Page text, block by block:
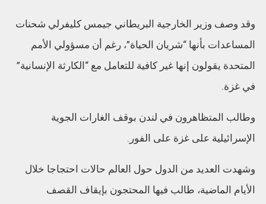
وقد وصف وزير الخارجية البريطاني جيمس كليفرلي شحنات
المساعدات بأنها “شريان الحياة”، رغم أن مسؤولي الأمم
المتحدة يقولون إنها غير كافية للتعامل مع “الكارثة الإنسانية”
في غزة.
وطالب المتظاهرون في لندن بوقف الغارات الجوية
الإسرائيلية على غزة على الفور.
وشهدت العديد من الدول حول العالم حالات احتجاجا خلال
الأيام الماضية، طالب فيها المحتجون بإيقاف القصف